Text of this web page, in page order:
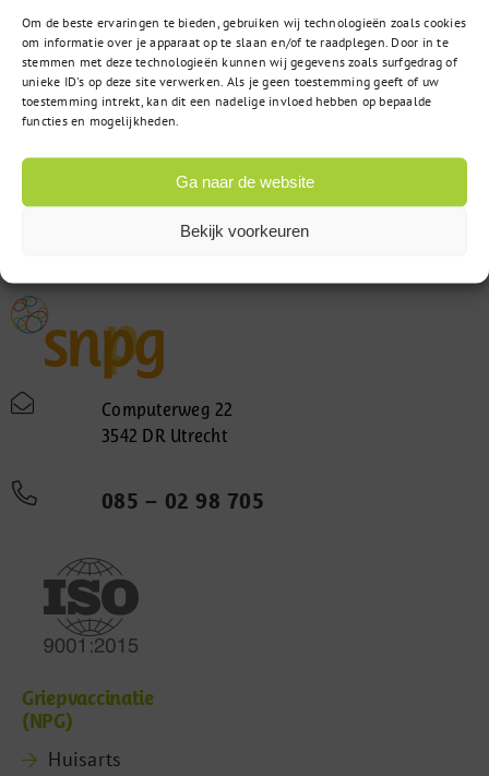
Om de beste ervaringen te bieden, gebruiken wij technologieën zoals cookies
om informatie over je apparaat op te slaan en/of te raadplegen. Door in te
stemmen met deze technologieën kunnen wij gegevens zoals surfgedrag of
unieke ID's op deze site verwerken. Als je geen toestemming geeft of uw
toestemming intrekt, kan dit een nadelige invloed hebben op bepaalde
functies en mogelijkheden.
Ga naar de website
Bekijk voorkeuren
Computerweg 22
3542 DR Utrecht
085 – 02 98 705
Griepvaccinatie
(NPG)
Huisarts